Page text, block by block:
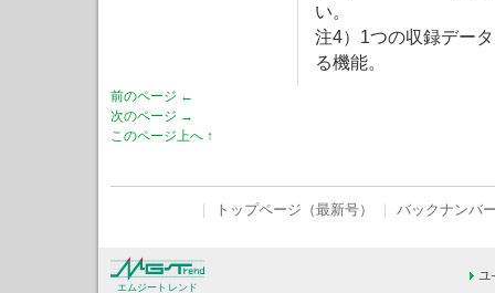
い。
注4）1つの収録デー
る機能。
前のページ ←
次のページ →
このページ上へ ↑
トップページ（最新号） バックナンバ
エムジートレンド